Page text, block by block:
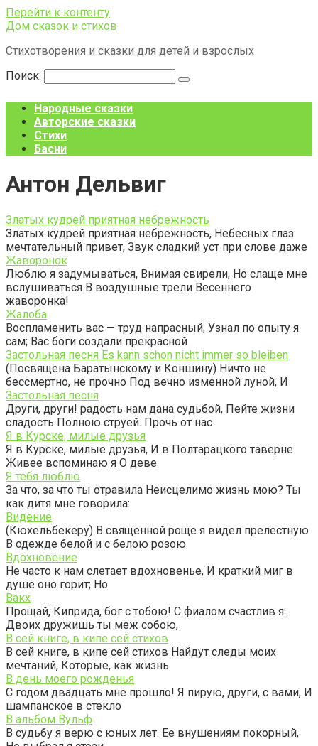
Перейти к контенту
Дом сказок и стихов
Стихотворения и сказки для детей и взрослых
Поиск:
Народные сказки
Авторские сказки
Стихи
Басни
Антон Дельвиг
Златых кудрей приятная небрежность
Златых кудрей приятная небрежность, Небесных глаз
мечтательный привет, Звук сладкий уст при слове даже
Жаворонок
Люблю я задумываться, Внимая свирели, Но слаще мне
вслушиваться В воздушные трели Весеннего
жаворонка!
Жалоба
Воспламенить вас — труд напрасный, Узнал по опыту я
сам; Вас боги создали прекрасной
Застольная песня Es kann schon nicht immer so bleiben
(Посвящена Баратынскому и Коншину) Ничто не
бессмертно, не прочно Под вечно изменной луной, И
Застольная песня
Други, други! радость нам дана судьбой, Пейте жизни
сладость Полною струей. Прочь от нас
Я в Курске, милые друзья
Я в Курске, милые друзья, И в Полтарацкого таверне
Живее вспоминаю я О деве
Я тебя люблю
За что, за что ты отравила Неисцелимо жизнь мою? Ты
как дитя мне говорила:
Видение
(Кюхельбекеру) В священной роще я видел прелестную
В одежде белой и с белою розою
Вдохновение
Не часто к нам слетает вдохновенье, И краткий миг в
душе оно горит; Но
Вакх
Прощай, Киприда, бог с тобою! С фиалом счастлив я:
Двоих дружишь ты меж собою,
В сей книге, в кипе сей стихов
В сей книге, в кипе сей стихов Найдут следы моих
мечтаний, Которые, как жизнь
В день моего рожденья
С годом двадцать мне прошло! Я пирую, други, с вами, И
шампанское в стекло
В альбом Вульф
В судьбу я верю с юных лет. Ее внушениям покорный,